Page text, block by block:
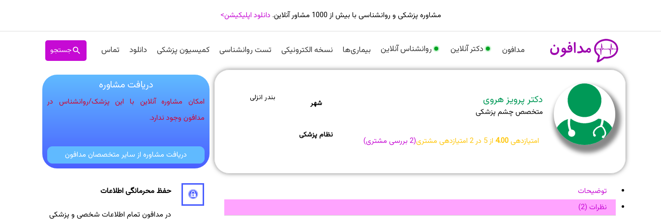
مشاوره پزشکی و روانشناسی با بیش از 1000 مشاور آنلاین. دانلود اپلیکیشن>
مدافون دکتر آنلاین روانشناس آنلاین بیماری‌ها نسخه الکترونیکی تست روانشناسی کمیسیون پزشکی دانلود تماس جستجو
دکتر پرویز هروی
متخصص چشم پزشکی
امتیازدهی4.00از 5 در 2امتیازدهی مشتری(
2بررسی مشتری)
شهر
بندر انزلی
نظام پزشکی
دریافت مشاوره
امکان مشاوره آنلاین با این پزشک/روانشناس در
مدافون وجود ندارد.
دریافت مشاوره از سایر متخصصان مدافون
توضیحات
نظرات (2)
حفظ محرمانگی اطلاعات
در مدافون تمام اطلاعات شخصی و پزشکی